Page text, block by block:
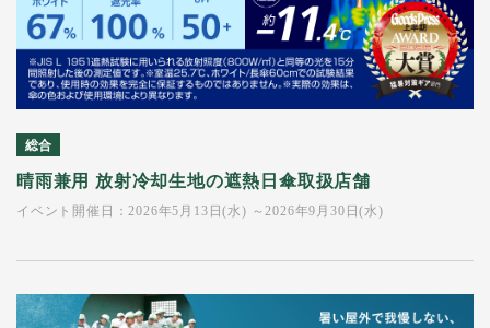
総合
晴雨兼用 放射冷却生地の遮熱日傘取扱店舗
イベント開催日：2026年5月13日(水) ～2026年9月30日(水)